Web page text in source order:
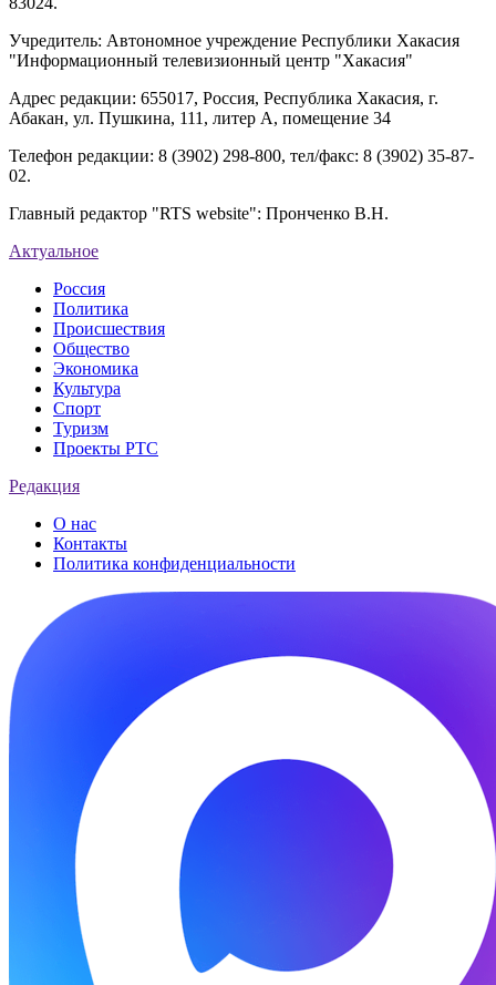
Учредитель: Автономное учреждение Республики Хакасия
"Информационный телевизионный центр "Хакасия"
Адрес редакции: 655017, Россия, Республика Хакасия, г.
Абакан, ул. Пушкина, 111, литер А, помещение 34
Телефон редакции: 8 (3902) 298-800, тел/факс: 8 (3902) 35-87-
02.
Главный редактор "RTS website": Пронченко В.Н.
Актуальное
Россия
Политика
Происшествия
Общество
Экономика
Культура
Спорт
Туризм
Проекты РТС
Редакция
О нас
Контакты
Политика конфиденциальности